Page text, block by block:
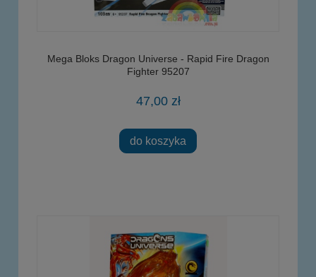
Mega Bloks Dragon Universe - Rapid Fire Dragon
Fighter 95207
47,00 zł
do koszyka